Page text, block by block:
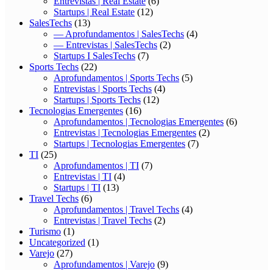
Startups | Real Estate (12)
SalesTechs (13)
— Aprofundamentos | SalesTechs (4)
— Entrevistas | SalesTechs (2)
Startups I SalesTechs (7)
Sports Techs (22)
Aprofundamentos | Sports Techs (5)
Entrevistas | Sports Techs (4)
Startups | Sports Techs (12)
Tecnologias Emergentes (16)
Aprofundamentos | Tecnologias Emergentes (6)
Entrevistas | Tecnologias Emergentes (2)
Startups | Tecnologias Emergentes (7)
TI (25)
Aprofundamentos | TI (7)
Entrevistas | TI (4)
Startups | TI (13)
Travel Techs (6)
Aprofundamentos | Travel Techs (4)
Entrevistas | Travel Techs (2)
Turismo (1)
Uncategorized (1)
Varejo (27)
Aprofundamentos | Varejo (9)